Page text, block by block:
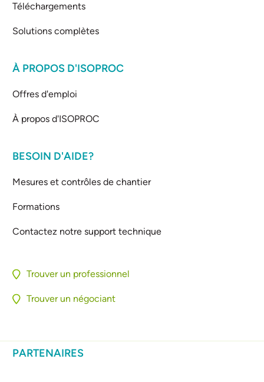
Téléchargements
Solutions complètes
À PROPOS D'ISOPROC
Offres d'emploi
À propos d'ISOPROC
BESOIN D'AIDE?
Mesures et contrôles de chantier
Formations
Contactez notre support technique
Trouver un professionnel
Trouver un négociant
PARTENAIRES